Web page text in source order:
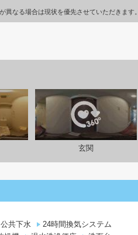
なる場合は現状を優先させていただきます。
玄関
公共下水
24時間換気システム